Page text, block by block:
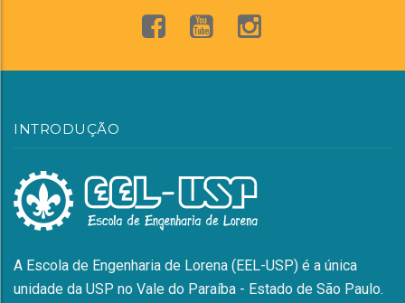
INTRODUÇÃO
A Escola de Engenharia de Lorena (EEL-USP) é a única
unidade da USP no Vale do Paraíba - Estado de São Paulo.